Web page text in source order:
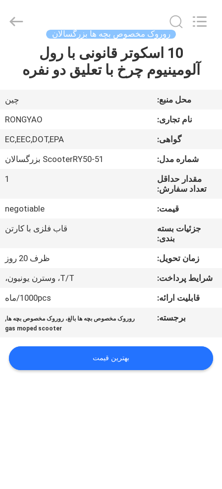
درباره
کارخانه
کیفیت
ما
تماس
درخواست
نقل
قول
Vehicle
Co.,Ltd.
روروک مخصوص بچه ها بزرگسالان
10 اسکوتر قانونی با رول
آلومینیوم چرخ با تعلیق دو نفره
محل منبع:
چين
نام تجاری:
RONGYAO
گواهی:
EC,EEC,DOT,EPA
شماره مدل:
ScooterRY50-51 بزرگسالان
مقدار حداقل
تعداد سفارش:
1
قیمت:
negotiable
جزئیات بسته
بندی:
قاب فلزی با کارتن
زمان تحویل:
ظرف 20 روز
شرایط پرداخت:
T/T، وسترن یونیون،
قابلیت ارائه:
1000pcs/ماه
برجسته:
روروک مخصوص بچه ها بالغ، روروک مخصوص بچه ها,
gas moped scooter
بهترین قیمت